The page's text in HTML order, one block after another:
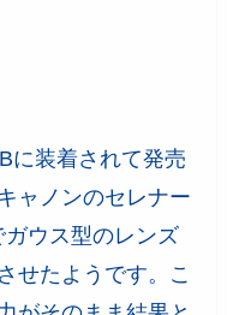
装着されて発売
ャノンのセレナー
ウス型のレンズ
せたようです。こ